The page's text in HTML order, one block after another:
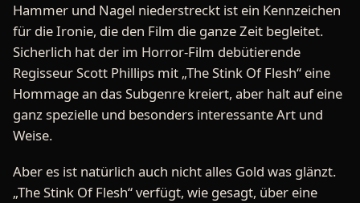
Hammer und Nagel niederstreckt ist ein Kennzeichen
für die Ironie, die den Film die ganze Zeit begleitet.
Sicherlich hat der im Horror-Film debütierende
Regisseur Scott Phillips mit „The Stink Of Flesh“ eine
Hommage an das Subgenre kreiert, aber halt auf eine
ganz spezielle und besonders interessante Art und
Weise.
Aber es ist natürlich auch nicht alles Gold was glänzt.
„The Stink Of Flesh“ verfügt, wie gesagt, über eine